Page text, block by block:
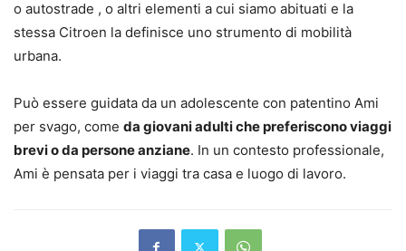
o autostrade , o altri elementi a cui siamo abituati e la
stessa Citroen la definisce uno strumento di mobilità
urbana.
Può essere guidata da un adolescente con patentino Ami
per svago, come da giovani adulti che preferiscono viaggi
brevi o da persone anziane. In un contesto professionale,
Ami è pensata per i viaggi tra casa e luogo di lavoro.